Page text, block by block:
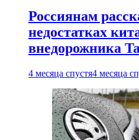
Россиянам
недостатках
внедорожника
4 месяца спустя4 месяца